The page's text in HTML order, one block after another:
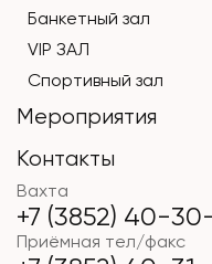
Вахта
+7 (3852) 40-
Приёмная тел/факс
Банкетный зал
VIP ЗАЛ
Спортивный зал
Мероприятия
Контакты